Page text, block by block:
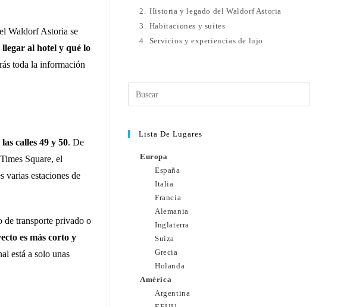
Waldorf Astoria se
al hotel y qué lo
toda la información
calles 49 y 50. De
Square, el
varias estaciones de
de transporte privado o
es más corto y
está a solo unas
2. Historia y legado del Waldorf Astoria
3. Habitaciones y suites
4. Servicios y experiencias de lujo
Lista De Lugares
Europa
España
Italia
Francia
Alemania
Inglaterra
Suiza
Grecia
Holanda
América
Argentina